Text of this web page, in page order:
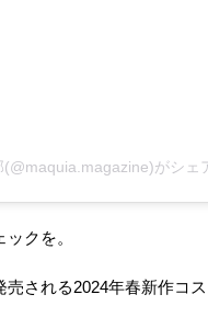
がシェ
クを。
される2024年春新作コ